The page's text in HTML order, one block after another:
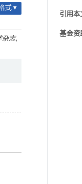
式 ▾
杂志,
引用本
基金资